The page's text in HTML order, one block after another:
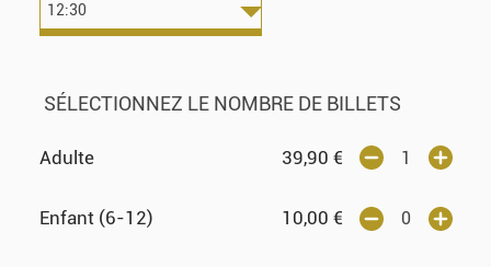
SÉLECTIONNEZ LE NOMBRE DE BILLETS
Adulte 39,90 €
Enfant (6-12) 10,00 €